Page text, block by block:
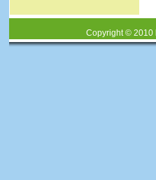
Copyright © 2010